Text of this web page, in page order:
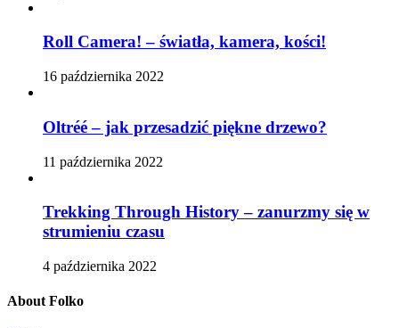
Roll Camera! – światła, kamera, kości!
16 października 2022
Oltréé – jak przesadzić piękne drzewo?
11 października 2022
Trekking Through History – zanurzmy się w
strumieniu czasu
4 października 2022
About Folko